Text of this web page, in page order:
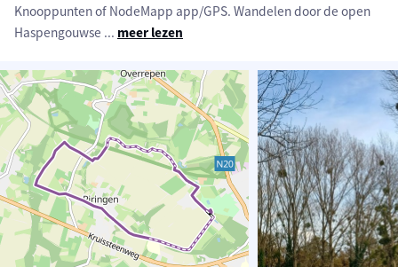
Knooppunten of NodeMapp app/GPS. Wandelen door de open
Haspengouwse ... meer lezen